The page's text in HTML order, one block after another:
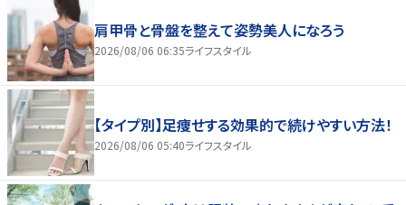
肩甲骨と骨盤を整えて姿勢美人になろう
2026/08/06 06:35ライフスタイル
【タイプ別】足痩せする効果的で続けやすい方法！
2026/08/06 05:40ライフスタイル